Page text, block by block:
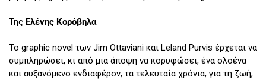
Της Ελένης Κορόβηλα
Το graphic novel των Jim Ottaviani και Leland Purvis έρχεται να
συμπληρώσει, κι από μια άποψη να κορυφώσει, ένα ολοένα
και αυξανόμενο ενδιαφέρον, τα τελευταία χρόνια, για τη ζωή,